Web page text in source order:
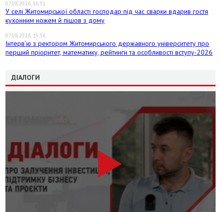
07.08.2026, 16:31
У селі Житомирської області господар під час сварки вдарив гостя
кухонним ножем й пішов з дому
07.08.2026, 15:36
Інтерв’ю з ректором Житомирського державного університету про
перший пріоритет, математику, рейтинги та особливості вступу-2026
ДІАЛОГИ